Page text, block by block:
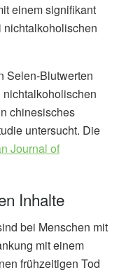
einem signifikant
nichtalkoholischen
Selen-Blutwerten
chinesisches
untersucht. Die
Journal of
Inhalte
bei Menschen mit
mit einem
frühzeitigen Tod